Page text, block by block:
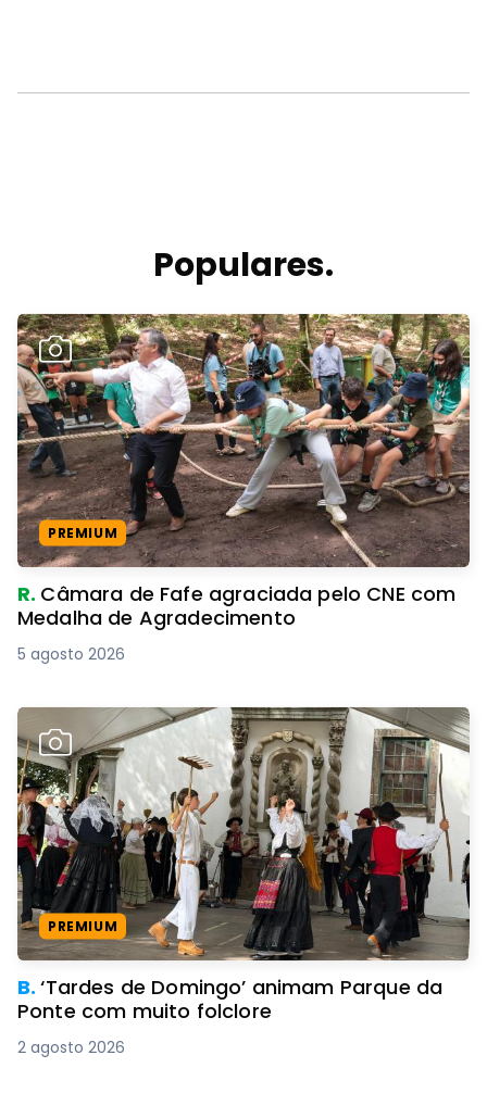
Populares.
PREMIUM
R. Câmara de Fafe agraciada pelo CNE com
Medalha de Agradecimento
5 agosto 2026
PREMIUM
B.‘Tardes de Domingo’ animam Parque da
Ponte com muito folclore
2 agosto 2026